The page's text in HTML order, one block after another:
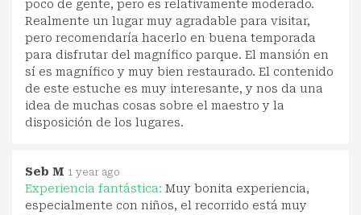
poco de gente, pero es relativamente moderado.
Realmente un lugar muy agradable para visitar,
pero recomendaría hacerlo en buena temporada
para disfrutar del magnífico parque. El mansión en
sí es magnífico y muy bien restaurado. El contenido
de este estuche es muy interesante, y nos da una
idea de muchas cosas sobre el maestro y la
disposición de los lugares.
Seb M 1 year ago
Experiencia fantástica: Muy bonita experiencia,
especialmente con niños, el recorrido está muy